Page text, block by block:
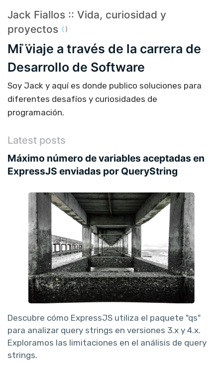
Jack Fiallos :: Vida, curiosidad y
proyectos
Mi viaje a través de la carrera de
Desarrollo de Software
Soy Jack y aquí es donde publico soluciones para
diferentes desafíos y curiosidades de
programación.
Latest posts
Máximo número de variables aceptadas en
ExpressJS enviadas por QueryString
Descubre cómo ExpressJS utiliza el paquete "qs"
para analizar query strings en versiones 3.x y 4.x.
Exploramos las limitaciones en el análisis de query
strings.